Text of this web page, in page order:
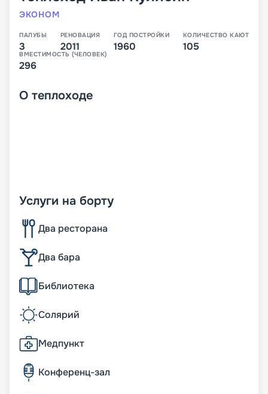
ЭКОНОМ
ПАЛУБЫ
3
РЕНОВАЦИЯ
2011
ГОД ПОСТРОЙКИ
1960
КОЛИЧЕСТВО КАЮТ
105
ВМЕСТИМОСТЬ (ЧЕЛОВЕК)
296
О теплоходе
Услуги на борту
Два ресторана
Два бара
Библиотека
Солярий
Медпункт
Конференц-зал